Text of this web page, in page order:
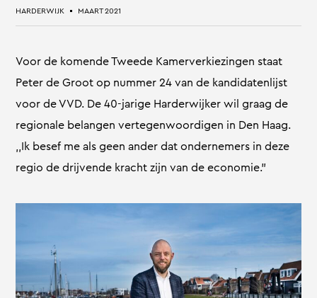
HARDERWIJK MAART 2021
Voor de komende Tweede Kamerverkiezingen staat
Peter de Groot op nummer 24 van de kandidatenlijst
voor de VVD. De 40-jarige Harderwijker wil graag de
regionale belangen vertegenwoordigen in Den Haag.
,,Ik besef me als geen ander dat ondernemers in deze
regio de drijvende kracht zijn van de economie.”